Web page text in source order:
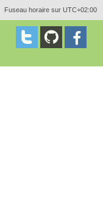
Fuseau horaire sur UTC+02:00